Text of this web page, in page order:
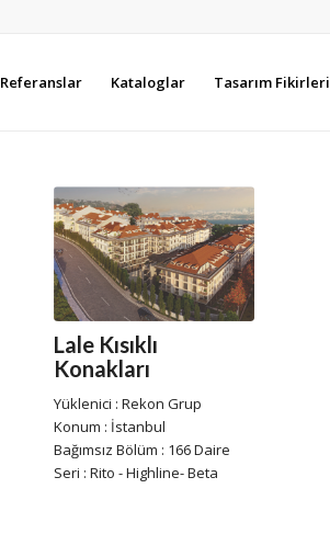
Referanslar Kataloglar Tasarım Fikirleri
Lale Kısıklı
Konakları
Yüklenici : Rekon Grup
Konum : İstanbul
Bağımsız Bölüm : 166 Daire
Seri : Rito - Highline- Beta